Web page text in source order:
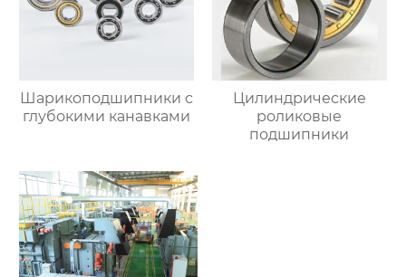
Шарикоподшипники с
глубокими канавками
Цилиндрические
роликовые
подшипники